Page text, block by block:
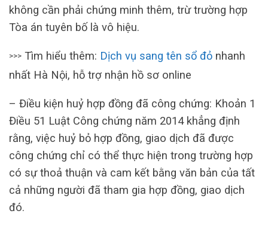
không cần phải chứng minh thêm, trừ trường hợp
Tòa án tuyên bố là vô hiệu.
>>> Tìm hiểu thêm: Dịch vụ sang tên sổ đỏ nhanh
nhất Hà Nội, hỗ trợ nhận hồ sơ online
– Điều kiện huỷ hợp đồng đã công chứng: Khoản 1
Điều 51 Luật Công chứng năm 2014 khẳng định
rằng, việc huỷ bỏ hợp đồng, giao dịch đã được
công chứng chỉ có thể thực hiện trong trường hợp
có sự thoả thuận và cam kết bằng văn bản của tất
cả những người đã tham gia hợp đồng, giao dịch
đó.